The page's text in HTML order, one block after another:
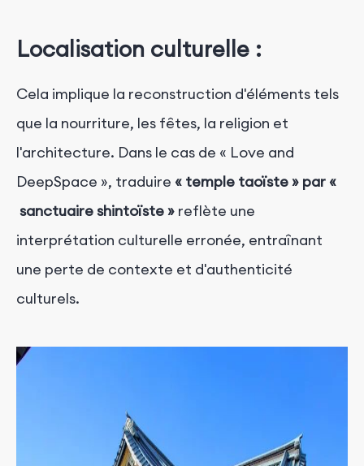
Localisation culturelle :
Cela implique la reconstruction d'éléments tels
que la nourriture, les fêtes, la religion et
l'architecture. Dans le cas de « Love and
DeepSpace », traduire « temple taoïste » par «
sanctuaire shintoïste» reflète une
interprétation culturelle erronée, entraînant
une perte de contexte et d'authenticité
culturels.